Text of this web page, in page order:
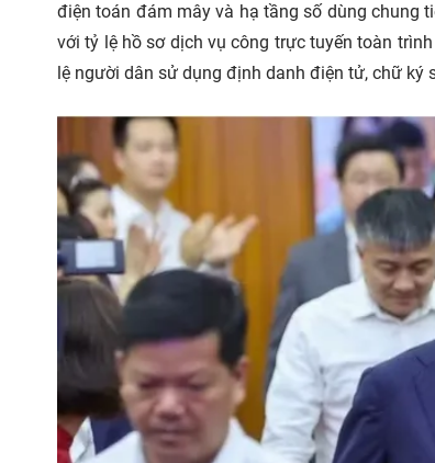
điện toán đám mây và hạ tầng số dùng chung
với tỷ lệ hồ sơ dịch vụ công trực tuyến toàn
lệ người dân sử dụng định danh điện tử, chữ ký